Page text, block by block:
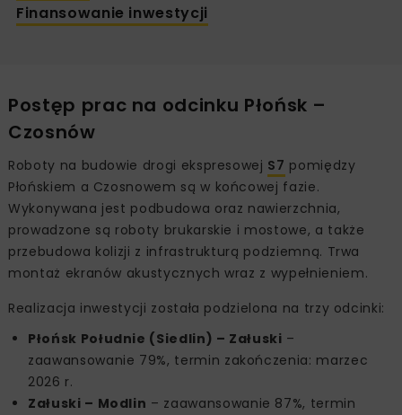
Finansowanie inwestycji
Postęp prac na odcinku Płońsk –
Czosnów
Roboty na budowie drogi ekspresowej S7 pomiędzy
Płońskiem a Czosnowem są w końcowej fazie.
Wykonywana jest podbudowa oraz nawierzchnia,
prowadzone są roboty brukarskie i mostowe, a także
przebudowa kolizji z infrastrukturą podziemną. Trwa
montaż ekranów akustycznych wraz z wypełnieniem.
Realizacja inwestycji została podzielona na trzy odcinki:
Płońsk Południe (Siedlin) – Załuski –
zaawansowanie 79%, termin zakończenia: marzec
2026 r.
Załuski – Modlin – zaawansowanie 87%, termin